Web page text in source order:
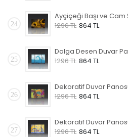
24
1296 TL 864 TL
25
1296 TL 864 TL
26
Dekoratif Duvar
1296 TL 864 TL
27
Dekoratif Duvar
1296 TL 864 TL